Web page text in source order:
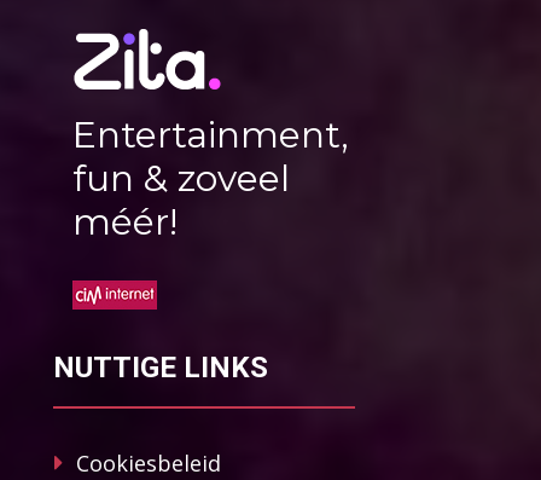
Entertainment,
fun & zoveel
méér!
NUTTIGE LINKS
Cookiesbeleid